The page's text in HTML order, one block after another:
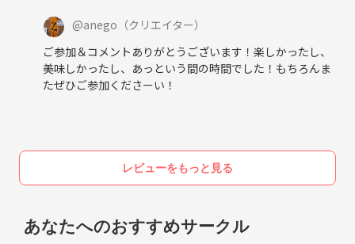
@anego （クリエイター）
ご参加＆コメントありがとうございます！楽しかったし、
美味しかったし、あっという間の時間でした！もちろんま
たぜひご参加くださーい！
レビューをもっと見る
あなたへのおすすめサークル